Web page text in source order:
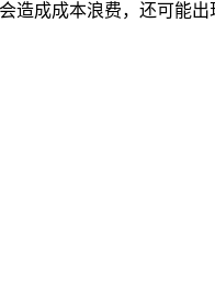
成成本浪费，还可能